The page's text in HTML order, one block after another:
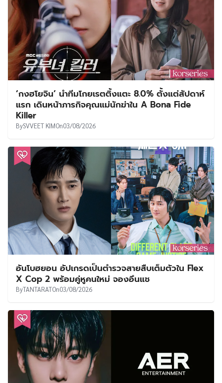
‘กงฮโยจิน’ นำทีมโกยเรตติ้งแตะ 8.0% ตั้งแต่สัปดาห์
แรก เดินหน้าภารกิจคุณแม่นักฆ่าใน A Bona Fide
Killer
BySVVEET KIMOn03/08/2026
อันโบฮยอน อัปเกรดเป็นตำรวจสายสืบเต็มตัวใน Flex
X Cop 2 พร้อมคู่หูคนใหม่ จองอึนแช
ByTANTARATOn03/08/2026